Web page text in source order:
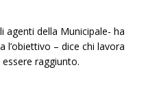
agenti della Municipale- ha
l’obiettivo – dice chi lavora
raggiunto.